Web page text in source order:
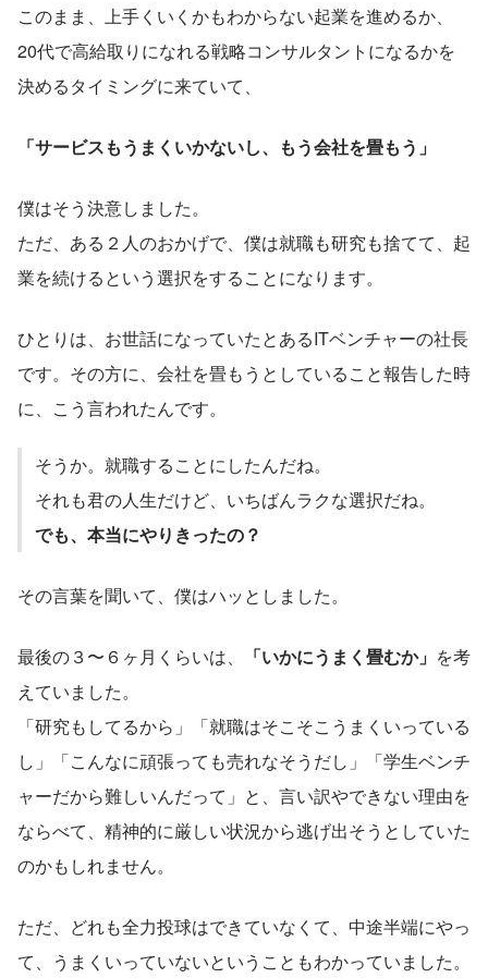
このまま、上手くいくかもわからない起業を進めるか、
20代で高給取りになれる戦略コンサルタントになるかを
決めるタイミングに来ていて、
「サービスもうまくいかないし、もう会社を畳もう」
僕はそう決意しました。
ただ、ある２人のおかげで、僕は就職も研究も捨てて、起
業を続けるという選択をすることになります。
ひとりは、お世話になっていたとあるITベンチャーの社長
です。その方に、会社を畳もうとしていること報告した時
に、こう言われたんです。
そうか。就職することにしたんだね。
それも君の人生だけど、いちばんラクな選択だね。
でも、本当にやりきったの？
その言葉を聞いて、僕はハッとしました。
最後の３〜６ヶ月くらいは、 「いかにうまく畳むか」 を考
えていました。
「研究もしてるから」「就職はそこそこうまくいっている
し」「こんなに頑張っても売れなそうだし」「学生ベンチ
ャーだから難しいんだって」と、言い訳やできない理由を
ならべて、精神的に厳しい状況から逃げ出そうとしていた
のかもしれません。
ただ、どれも全力投球はできていなくて、中途半端にやっ
て、うまくいっていないということもわかっていました。